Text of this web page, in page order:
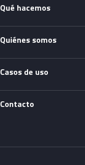
Qué hacemos
Quiénes somos
Casos de uso
Contacto